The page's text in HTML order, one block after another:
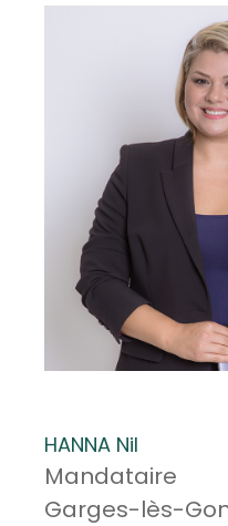
HANNA Nil
Mandataire
Garges-lès-